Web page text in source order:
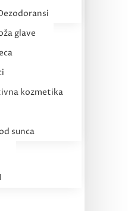
glave
kozmetika
sunca